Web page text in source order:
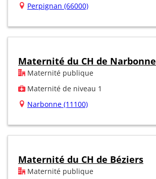
Perpignan (66000)
Maternité du CH de Narbonne
Maternité publique
Maternité de niveau 1
Narbonne (11100)
Maternité du CH de Béziers
Maternité publique